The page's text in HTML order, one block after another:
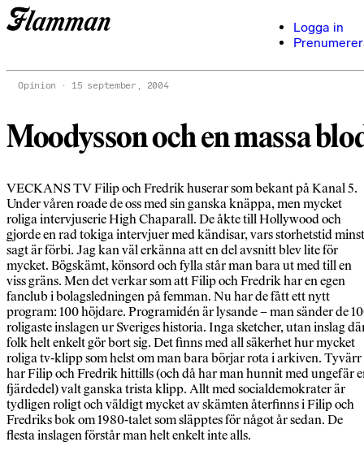
Logga in
Opinion 15 september, 2004
Moodysson och en massa
VECKANS TV Filip och Fredrik huserar som bekant på Kanal 5.
Under våren roade de oss med sin ganska knäppa, men mycket
roliga intervjuserie High Chaparall. De åkte till Hollywood och
gjorde en rad tokiga intervjuer med kändisar, vars storhetstid minst
sagt är förbi. Jag kan väl erkänna att en del avsnitt blev lite för
mycket. Bögskämt, könsord och fylla står man bara ut med till en
viss gräns. Men det verkar som att Filip och Fredrik har en egen
fanclub i bolagsledningen på femman. Nu har de fått ett nytt
program: 100 höjdare. Programidén är lysande – man sänder de
roligaste inslagen ur Sveriges historia. Inga sketcher, utan inslag
folk helt enkelt gör bort sig. Det finns med all säkerhet hur mycket
roliga tv-klipp som helst om man bara börjar rota i arkiven. Tyvärr
har Filip och Fredrik hittills (och då har man hunnit med ungefär
fjärdedel) valt ganska trista klipp. Allt med socialdemokrater är
tydligen roligt och väldigt mycket av skämten återfinns i Filip och
Fredriks bok om 1980-talet som släpptes för något år sedan. De
flesta inslagen förstår man helt enkelt inte alls.